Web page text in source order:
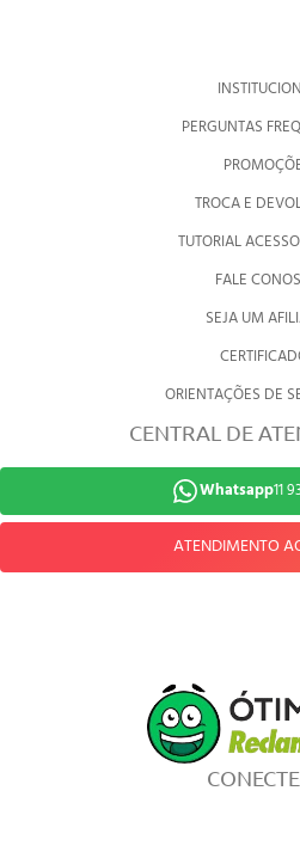
PERGUNTAS
TROCA E
TUTORIAL
FALE
SEJA UM
ORIENTAÇÕES DE
CENTRAL DE
Whatsapp11
ATENDIMENTO